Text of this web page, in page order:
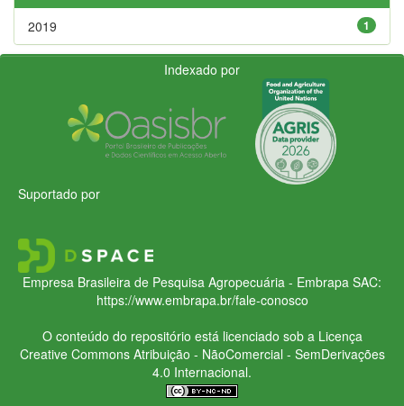
1
2019
Indexado por
Suportado por
Empresa Brasileira de Pesquisa Agropecuária - Embrapa SAC:
https://www.embrapa.br/fale-conosco
O conteúdo do repositório está licenciado sob a Licença
Creative CommonsAtribuição - NãoComercial - SemDerivações
4.0 Internacional.